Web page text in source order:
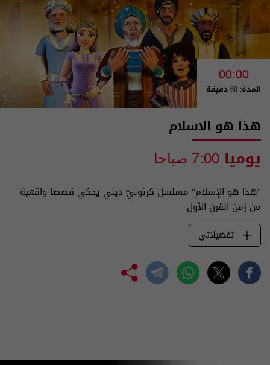
00:00
المدة: 60 دقيقة
هذا هو الاسلام
يوميا 7:00 صباحا
"هذا هو الإسلام" مسلسل كرتونيّ ديني يحكي قصصا واقعية
من زمن القرن الأول
تفضيلاتي